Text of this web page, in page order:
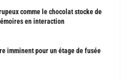
comme le chocolat stocke de
en interaction
imminent pour un étage de fusée